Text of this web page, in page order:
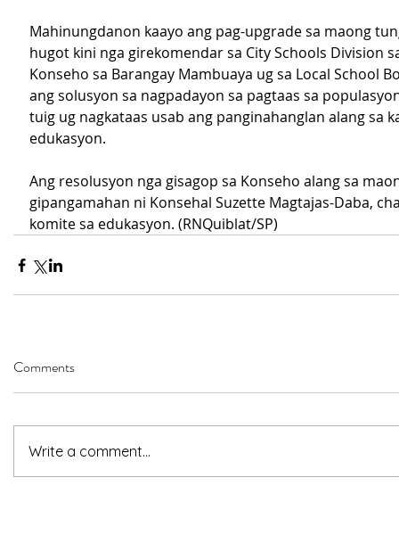
Mahinungdanon kaayo ang pag-upgrade sa maong
hugot kini nga girekomendar sa City Schools Division
Konseho sa Barangay Mambuaya ug sa Local School
ang solusyon sa nagpadayon sa pagtaas sa
tuig ug nagkataas usab ang panginahanglan alang sa
edukasyon.
Ang resolusyon nga gisagop sa Konseho alang sa
gipangamahan ni Konsehal Suzette Magtajas-Daba,
komite sa edukasyon. (RNQuiblat/SP)
Comments
Write a comment...